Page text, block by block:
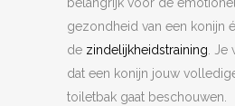
belangrijk voor de
gezondheid van een konijn
de zindelijkheidstraining. Je
dat een konijn jouw
toiletbak gaat beschouwen.